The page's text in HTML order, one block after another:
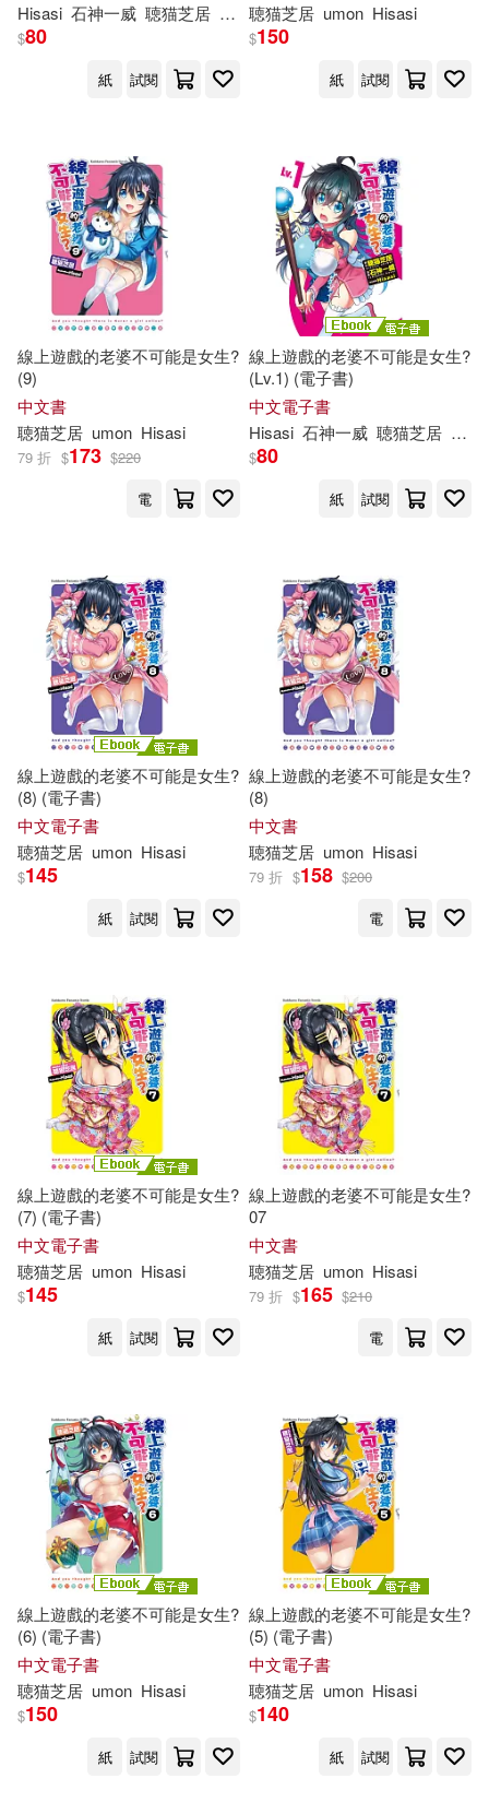
Hisasi 石神一威 聴猫芝居 umon
$80
紙 試閱
聴猫芝居 umon Hisasi
$150
紙 試閱
線上遊戲的老婆不可能是女生?
(9)
中文書
聴猫芝居 umon Hisasi
79 折 $173 $220
電
線上遊戲的老婆不可能是女生?
(Lv.1) (電子書)
中文電子書
Hisasi 石神一威 聴猫芝居
$80
紙 試閱
線上遊戲的老婆不可能是女生?
(8) (電子書)
中文電子書
聴猫芝居 umon Hisasi
$145
紙 試閱
線上遊戲的老婆不可能是女生?
(8)
中文書
聴猫芝居 umon Hisasi
79 折 $158 $200
電
線上遊戲的老婆不可能是女生?
(7) (電子書)
中文電子書
聴猫芝居 umon Hisasi
$145
紙 試閱
線上遊戲的老婆不可能是女生?
07
中文書
聴猫芝居 umon Hisasi
79 折 $165 $210
電
線上遊戲的老婆不可能是女生?
(6) (電子書)
中文電子書
聴猫芝居 umon Hisasi
$150
紙 試閱
線上遊戲的老婆不可能是女生?
(5) (電子書)
中文電子書
聴猫芝居 umon Hisasi
$140
紙 試閱